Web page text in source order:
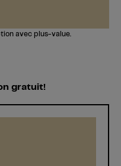
avec plus-value.
gratuit!